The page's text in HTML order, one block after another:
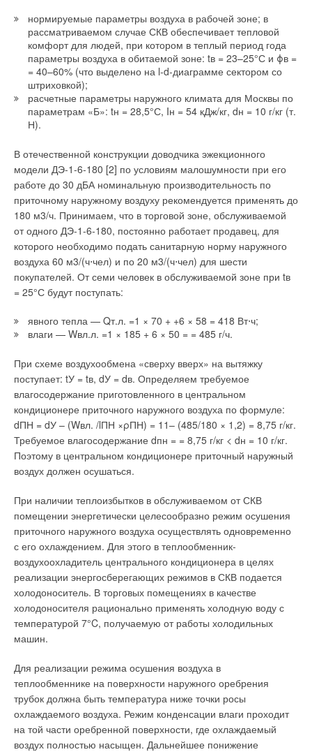
нормируемые параметры воздуха в рабочей зоне; в
рассматриваемом случае СКВ обеспечивает тепловой
комфорт для людей, при котором в теплый период года
параметры воздуха в обитаемой зоне: tв = 23–25°С и ϕв =
= 40–60% (что выделено на l-d-диаграмме сектором со
штриховкой);
расчетные параметры наружного климата для Москвы по
параметрам «Б»: tн = 28,5°С, Iн = 54 кДж/кг, dн = 10 г/кг (т.
Н).
В отечественной конструкции доводчика эжекционного
модели ДЭ-1-6-180 [2] по условиям малошумности при его
работе до 30 дБА номинальную производительность по
приточному наружному воздуху рекомендуется применять до
180 м3/ч. Принимаем, что в торговой зоне, обслуживаемой
от одного ДЭ-1-6-180, постоянно работает продавец, для
которого необходимо подать санитарную норму наружного
воздуха 60 м3/(ч⋅чел) и по 20 м3/(ч⋅чел) для шести
покупателей. От семи человек в обслуживаемой зоне при tв
= 25°С будут поступать:
явного тепла — Qт.л. =1 × 70 + +6 × 58 = 418 Вт⋅ч;
влаги — Wвл.л. =1 × 185 + 6 × 50 = = 485 г/ч.
При схеме воздухообмена «сверху вверх» на вытяжку
поступает: tУ = tв, dУ = dв. Определяем требуемое
влагосодержание приготовленного в центральном
кондиционере приточного наружного воздуха по формуле:
dПН = dУ – (Wвл. /lПН ×ρПН) = 11– (485/180 × 1,2) = 8,75 г/кг.
Требуемое влагосодержание dпн = = 8,75 г/кг < dн = 10 г/кг.
Поэтому в центральном кондиционере приточный наружный
воздух должен осушаться.
При наличии теплоизбытков в обслуживаемом от СКВ
помещении энергетически целесообразно режим осушения
приточного наружного воздуха осуществлять одновременно
с его охлаждением. Для этого в теплообменник-
воздухоохладитель центрального кондиционера в целях
реализации энергосберегающих режимов в СКВ подается
холодоноситель. В торговых помещениях в качестве
холодоносителя рационально применять холодную воду с
температурой 7°C, получаемую от работы холодильных
машин.
Для реализации режима осушения воздуха в
теплообменнике на поверхности наружного оребрения
трубок должна быть температура ниже точки росы
охлаждаемого воздуха. Режим конденсации влаги проходит
на той части оребренной поверхности, где охлаждаемый
воздух полностью насыщен. Дальнейшее понижение
выбросов за счет использования атмосферной горелки
предварительного смешивания, небольшим объемом
технического обслуживания вследствие отсутствия
подвижных элементов, простотой ввода в эксплуатацию за
счет предварительной настройки всех горелок на заводе-
изготовителе.
Серия WS (World Series) котлов Logano разработана
все традиционные достоинства котлов BUDERUS, такие как
надежность, экономичность и долговечность, а также
добавлены некоторые полезные функции, позволяющие
оборудованию BUDERUS быть еще более устойчивым и
эффективным в условиях нестабильной работы газовых
сетей.
Котлы серии WS могут работать без изменения мощности
при снижении давления подаваемого газа до 8 мбар, что
актуально для России, когда при пиковых нагрузках в зимнее
номинального значения в 20 мбар.
В 2005 г. начались поставки на российский рынок нового
низкотемпературного чугунного котла Logano G125SE со
встроенной жидкотопливной горелкой. Номинальная
мощность котла Logano G125SE — от 25 до 40 кВт. Для
данных котлов характерны:
❏ отличное соотношение цены и производительности;
❏ малошумный и энергоэффективный режим работы при
❏ без ограничений подходят для низкотемпературного
режима работы;
❏ наличие камеры сгорания с оптимизированной
геометрией потоков и оптимизированной геометрией
вторичных поверхностей нагрева;
❏ наличие в составе современных горелок дизельного
топлива, использующих технологию гибридного вентилятора,
❏ современная конструкция с компактными размерами.
Успешность концепции чугунных отопительных котлов,
использующих низкотемпературную технологию, доказана
на миллионах конкретных объектов.